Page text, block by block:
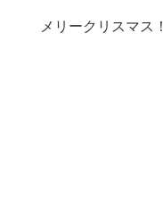
メリークリスマス！